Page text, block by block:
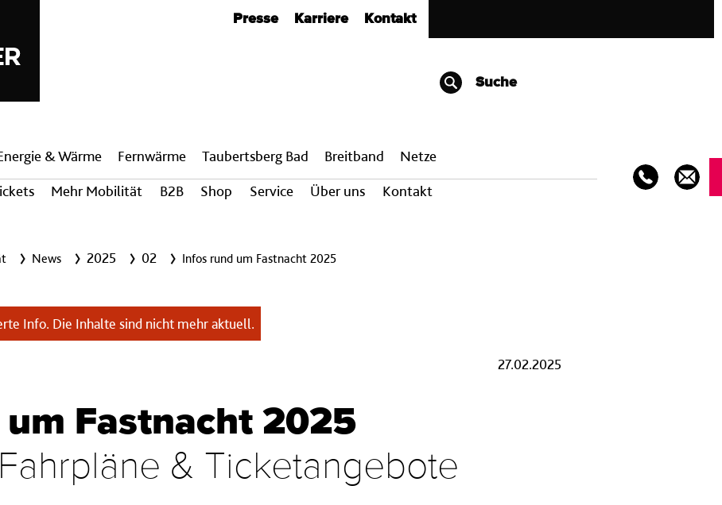
Presse Karriere Kontakt
Suche
Mehr Mobilität B2B Shop Service Über uns Kontakt
& Wärme Fern­wärme Taubertsberg Bad Breit­band Netze
News 2025 02 Infos rund um Fastnacht 2025
Info. Die Inhalte sind nicht mehr aktuell.
27.02.2025
um Fastnacht 2025
& Ticketangebote